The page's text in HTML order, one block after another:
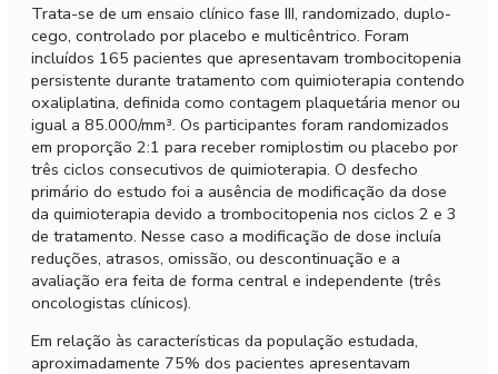
Trata-se de um ensaio clínico fase III, randomizado, duplo-
cego, controlado por placebo e multicêntrico. Foram
incluídos 165 pacientes que apresentavam trombocitopenia
persistente durante tratamento com quimioterapia contendo
oxaliplatina, definida como contagem plaquetária menor ou
igual a 85.000/mm³. Os participantes foram randomizados
em proporção 2:1 para receber romiplostim ou placebo por
três ciclos consecutivos de quimioterapia. O desfecho
primário do estudo foi a ausência de modificação da dose
da quimioterapia devido a trombocitopenia nos ciclos 2 e 3
de tratamento. Nesse caso a modificação de dose incluía
reduções, atrasos, omissão, ou descontinuação e a
avaliação era feita de forma central e independente (três
oncologistas clínicos).
Em relação às características da população estudada,
aproximadamente 75% dos pacientes apresentavam